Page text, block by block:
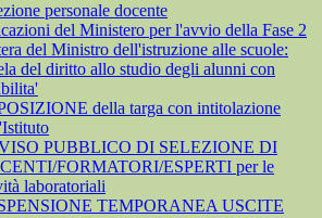
personale docente
del Ministero per l'avvio della Fase 2
del Ministro dell'istruzione alle scuole:
del diritto allo studio degli alunni con
della targa con intitolazione
PUBBLICO DI SELEZIONE DI
FORMATORI/ESPERTI per le
laboratoriali
TEMPORANEA USCITE